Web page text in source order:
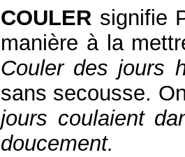
COULER signifie
manière à la
Couler des jours
sans secousse.
jours coulaient
doucement.